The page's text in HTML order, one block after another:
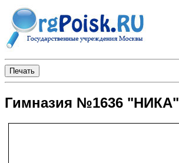
Гимназия №1636 "НИКА"